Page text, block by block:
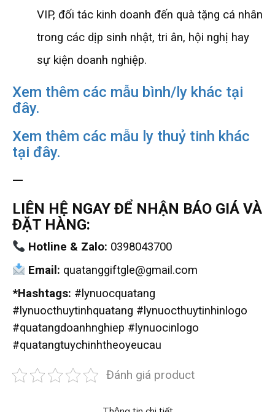
VIP, đối tác kinh doanh đến quà tặng cá nhân
trong các dịp sinh nhật, tri ân, hội nghị hay
sự kiện doanh nghiệp.
Xem thêm các mẫu bình/ly khác tại
đây.
Xem thêm các mẫu ly thuỷ tinh khác
tại đây.
—
LIÊN HỆ NGAY ĐỂ NHẬN BÁO GIÁ VÀ
ĐẶT HÀNG:
Hotline & Zalo: 0398043700
Email: quatanggiftgle@gmail.com
*Hashtags: #lynuocquatang
#lynuocthuytinhquatang #lynuocthuytinhinlogo
#quatangdoanhnghiep #lynuocinlogo
#quatangtuychinhtheoyeucau
Đánh giá product